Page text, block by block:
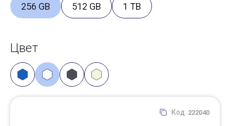
256 GB 512 GB 1 TB
Цвет
Код: 222040